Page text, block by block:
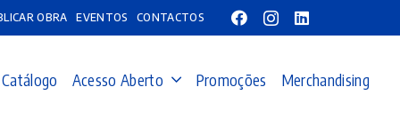
OBRA EVENTOS CONTACTOS
Catálogo Acesso Aberto Promoções Merchandising